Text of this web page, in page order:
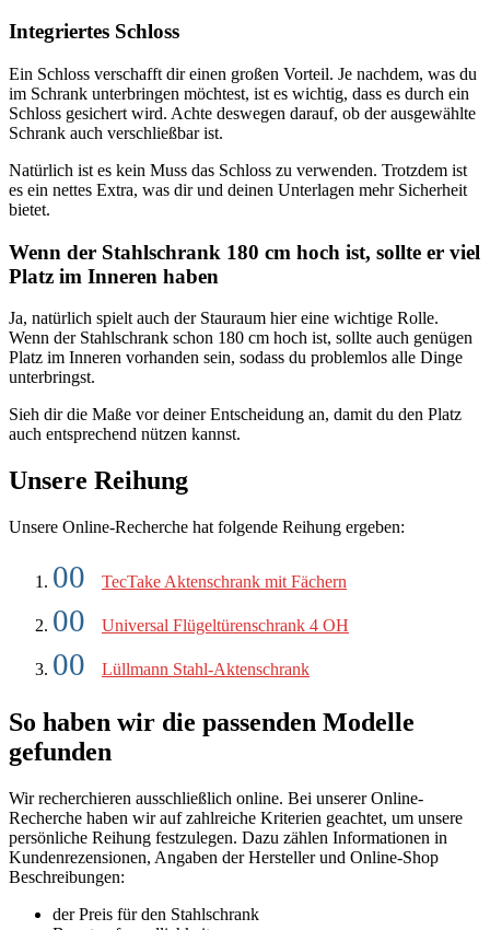
Integriertes Schloss
Ein Schloss verschafft dir einen großen Vorteil. Je nachdem, was du
im Schrank unterbringen möchtest, ist es wichtig, dass es durch ein
Schloss gesichert wird. Achte deswegen darauf, ob der ausgewählte
Schrank auch verschließbar ist.
Natürlich ist es kein Muss das Schloss zu verwenden. Trotzdem ist
es ein nettes Extra, was dir und deinen Unterlagen mehr Sicherheit
bietet.
Wenn der Stahlschrank 180 cm hoch ist, sollte er viel
Platz im Inneren haben
Ja, natürlich spielt auch der Stauraum hier eine wichtige Rolle.
Wenn der Stahlschrank schon 180 cm hoch ist, sollte auch genügen
Platz im Inneren vorhanden sein, sodass du problemlos alle Dinge
unterbringst.
Sieh dir die Maße vor deiner Entscheidung an, damit du den Platz
auch entsprechend nützen kannst.
Unsere Reihung
Unsere Online-Recherche hat folgende Reihung ergeben:
TecTake Aktenschrank mit Fächern
Universal Flügeltürenschrank 4 OH
Lüllmann Stahl-Aktenschrank
So haben wir die passenden Modelle
gefunden
Wir recherchieren ausschließlich online. Bei unserer Online-
Recherche haben wir auf zahlreiche Kriterien geachtet, um unsere
persönliche Reihung festzulegen. Dazu zählen Informationen in
Kundenrezensionen, Angaben der Hersteller und Online-Shop
Beschreibungen:
der Preis für den Stahlschrank